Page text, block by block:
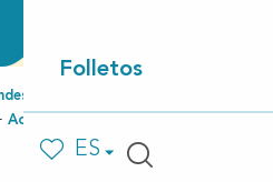
Folletos
Voir les favoris
ES
Nature Tourisme
Accesibilidad no conforme